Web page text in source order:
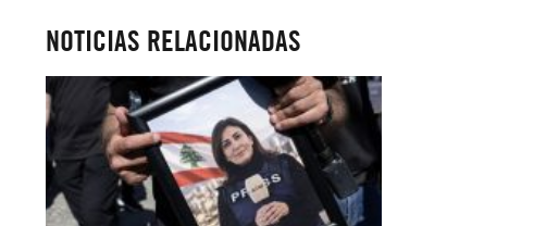
NOTICIAS RELACIONADAS